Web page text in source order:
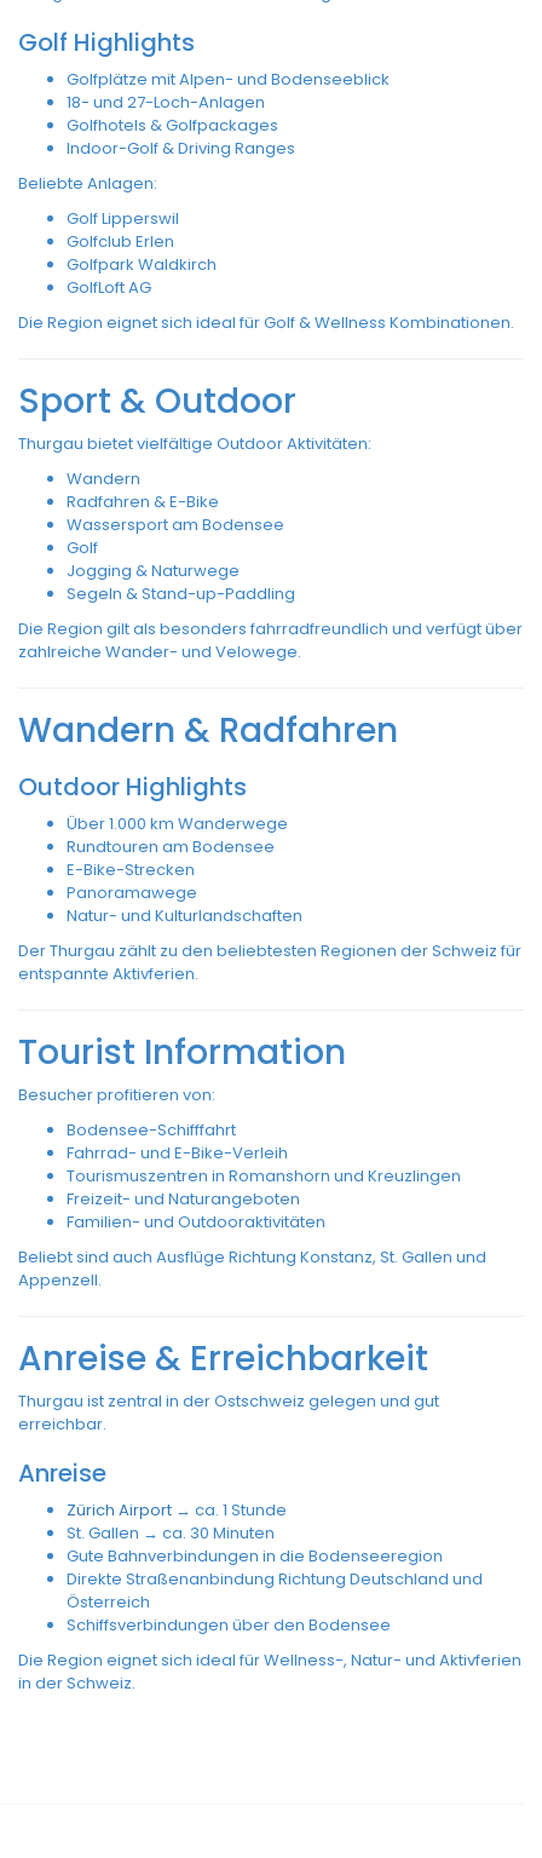
Golf Highlights
Golfplätze mit Alpen- und Bodenseeblick
18- und 27-Loch-Anlagen
Golfhotels & Golfpackages
Indoor-Golf & Driving Ranges
Beliebte Anlagen:
Golf Lipperswil
Golfclub Erlen
Golfpark Waldkirch
GolfLoft AG
Die Region eignet sich ideal für Golf & Wellness Kombinationen.
Sport & Outdoor
Thurgau bietet vielfältige Outdoor Aktivitäten:
Wandern
Radfahren & E-Bike
Wassersport am Bodensee
Golf
Jogging & Naturwege
Segeln & Stand-up-Paddling
Die Region gilt als besonders fahrradfreundlich und verfügt über
zahlreiche Wander- und Velowege.
Wandern & Radfahren
Outdoor Highlights
Über 1.000 km Wanderwege
Rundtouren am Bodensee
E-Bike-Strecken
Panoramawege
Natur- und Kulturlandschaften
Der Thurgau zählt zu den beliebtesten Regionen der Schweiz für
entspannte Aktivferien.
Tourist Information
Besucher profitieren von:
Bodensee-Schifffahrt
Fahrrad- und E-Bike-Verleih
Tourismuszentren in Romanshorn und Kreuzlingen
Freizeit- und Naturangeboten
Familien- und Outdooraktivitäten
Beliebt sind auch Ausflüge Richtung Konstanz, St. Gallen und
Appenzell.
Anreise & Erreichbarkeit
Thurgau ist zentral in der Ostschweiz gelegen und gut
erreichbar.
Anreise
Zürich Airport → ca. 1 Stunde
St. Gallen → ca. 30 Minuten
Gute Bahnverbindungen in die Bodenseeregion
Direkte Straßenanbindung Richtung Deutschland und
Österreich
Schiffsverbindungen über den Bodensee
Die Region eignet sich ideal für Wellness-, Natur- und Aktivferien
in der Schweiz.